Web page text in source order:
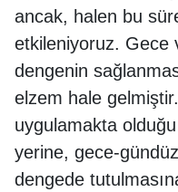
ancak, halen bu
etkileniyoruz. Gece
dengenin
elzem hale gelmiştir.
uygulamakta
yerine, gece-
dengede